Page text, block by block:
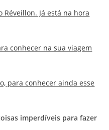
Réveillon. Já está na hora
conhecer na sua viagem
para conhecer ainda esse
imperdíveis para fazer